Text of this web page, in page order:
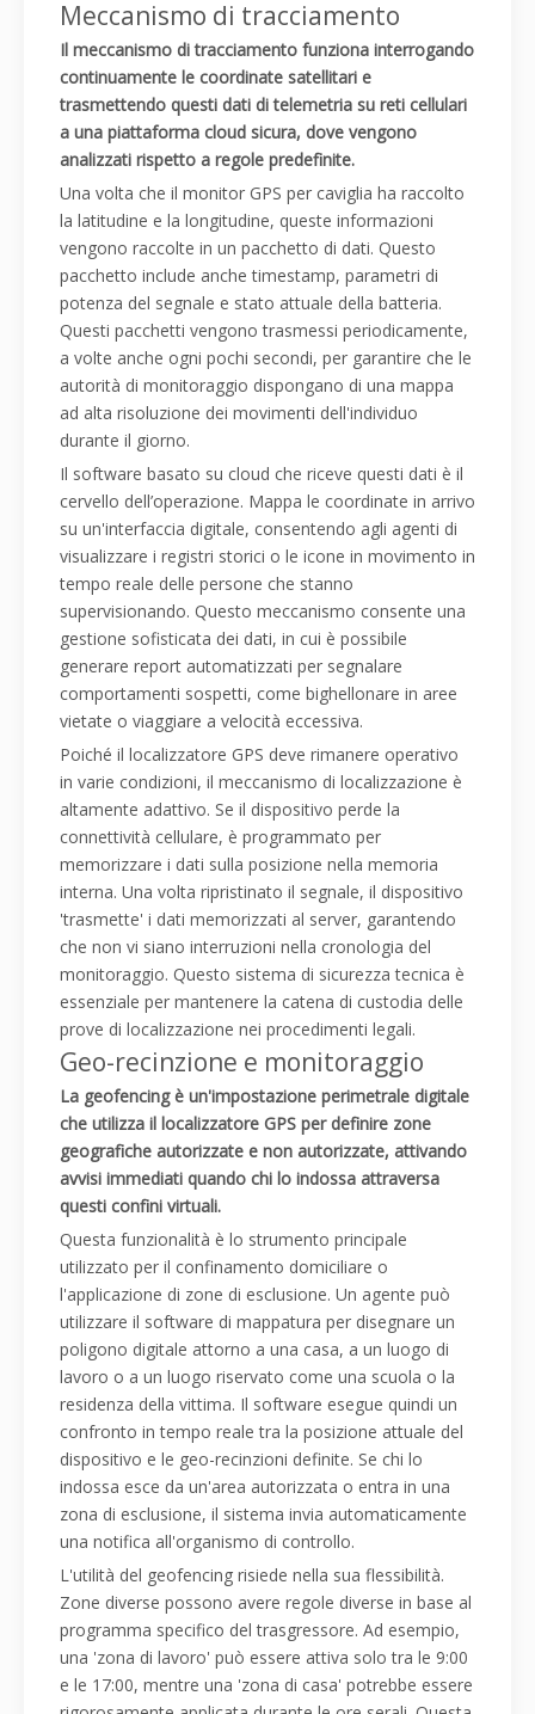
Meccanismo di tracciamento
Il meccanismo di tracciamento funziona interrogando
continuamente le coordinate satellitari e
trasmettendo questi dati di telemetria su reti cellulari
a una piattaforma cloud sicura, dove vengono
analizzati rispetto a regole predefinite.
Una volta che il monitor GPS per caviglia ha raccolto
la latitudine e la longitudine, queste informazioni
vengono raccolte in un pacchetto di dati. Questo
pacchetto include anche timestamp, parametri di
potenza del segnale e stato attuale della batteria.
Questi pacchetti vengono trasmessi periodicamente,
a volte anche ogni pochi secondi, per garantire che le
autorità di monitoraggio dispongano di una mappa
ad alta risoluzione dei movimenti dell'individuo
durante il giorno.
Il software basato su cloud che riceve questi dati è il
cervello dell’operazione. Mappa le coordinate in arrivo
su un'interfaccia digitale, consentendo agli agenti di
visualizzare i registri storici o le icone in movimento in
tempo reale delle persone che stanno
supervisionando. Questo meccanismo consente una
gestione sofisticata dei dati, in cui è possibile
generare report automatizzati per segnalare
comportamenti sospetti, come bighellonare in aree
vietate o viaggiare a velocità eccessiva.
Poiché il localizzatore GPS deve rimanere operativo
in varie condizioni, il meccanismo di localizzazione è
altamente adattivo. Se il dispositivo perde la
connettività cellulare, è programmato per
memorizzare i dati sulla posizione nella memoria
interna. Una volta ripristinato il segnale, il dispositivo
'trasmette' i dati memorizzati al server, garantendo
che non vi siano interruzioni nella cronologia del
monitoraggio. Questo sistema di sicurezza tecnica è
essenziale per mantenere la catena di custodia delle
prove di localizzazione nei procedimenti legali.
Geo-recinzione e monitoraggio
La geofencing è un'impostazione perimetrale digitale
che utilizza il localizzatore GPS per definire zone
geografiche autorizzate e non autorizzate, attivando
avvisi immediati quando chi lo indossa attraversa
questi confini virtuali.
Questa funzionalità è lo strumento principale
utilizzato per il confinamento domiciliare o
l'applicazione di zone di esclusione. Un agente può
utilizzare il software di mappatura per disegnare un
poligono digitale attorno a una casa, a un luogo di
lavoro o a un luogo riservato come una scuola o la
residenza della vittima. Il software esegue quindi un
confronto in tempo reale tra la posizione attuale del
dispositivo e le geo-recinzioni definite. Se chi lo
indossa esce da un'area autorizzata o entra in una
zona di esclusione, il sistema invia automaticamente
una notifica all'organismo di controllo.
L'utilità del geofencing risiede nella sua flessibilità.
Zone diverse possono avere regole diverse in base al
programma specifico del trasgressore. Ad esempio,
una 'zona di lavoro' può essere attiva solo tra le 9:00
e le 17:00, mentre una 'zona di casa' potrebbe essere